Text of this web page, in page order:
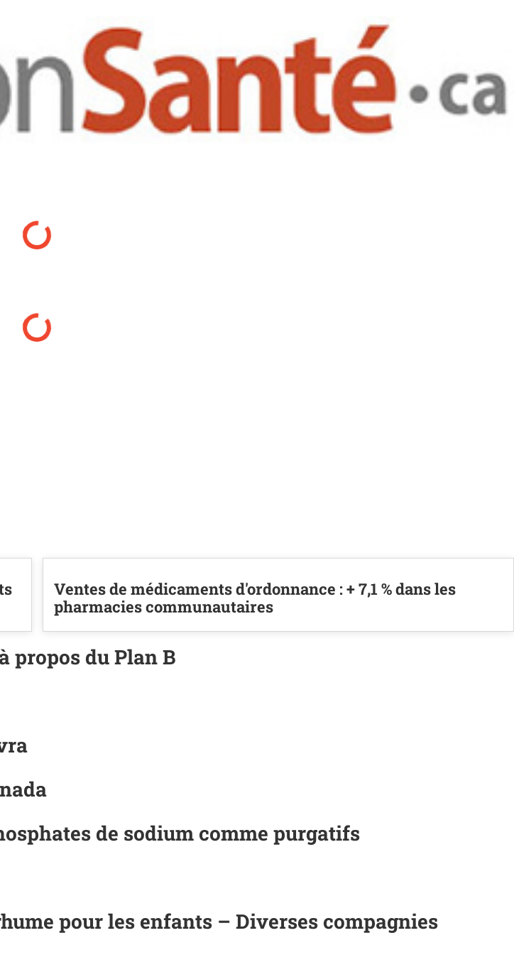
Ventes de médicaments d'ordonnance : + 7,1 % dans les
pharmacies communautaires
propos du Plan B
de sodium comme purgatifs
pour les enfants – Diverses compagnies